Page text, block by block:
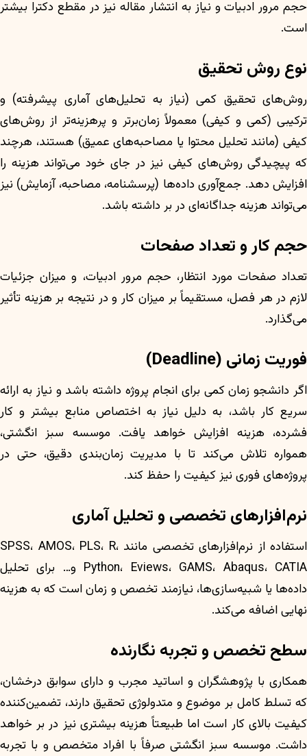
حجم مرور ادبیات و نیاز به انتشار مقاله نیز در مقطع دکترا بیشتر
است.
نوع روش تحقیق
روش‌های تحقیق کمی (نیاز به تحلیل‌های آماری پیشرفته) و
ترکیبی (کمی و کیفی) معمولاً زمان‌برتر و پرهزینه‌تر از روش‌های
کیفی (مانند تحلیل محتوا یا مصاحبه‌های عمیق) هستند، هرچند
که پیچیدگی روش‌های کیفی نیز در جای خود می‌تواند هزینه را
افزایش دهد. جمع‌آوری داده‌ها (پرسشنامه، مصاحبه، آزمایش) نیز
می‌تواند هزینه جداگانه‌ای در بر داشته باشد.
حجم کار و تعداد صفحات
تعداد صفحات مورد انتظار، حجم مرور ادبیات، و میزان جزئیات
لازم در هر فصل، مستقیماً بر میزان کار و در نتیجه بر هزینه تأثیر
می‌گذارد.
فوریت زمانی (Deadline)
اگر دانشجو زمان کمی برای انجام پروژه داشته باشد و نیاز به ارائه
سریع کار باشد، به دلیل نیاز به اختصاص منابع بیشتر و کار
فشرده، هزینه افزایش خواهد یافت. موسسه سبز انگشتی،
همواره تلاش می‌کند تا با مدیریت زمان‌بندی دقیق، حتی در
پروژه‌های فوری نیز کیفیت را حفظ کند.
نرم‌افزارهای تخصصی و تحلیل آماری
استفاده از نرم‌افزارهای تخصصی مانند SPSS، AMOS، PLS، R،
Python، Eviews، GAMS، Abaqus، CATIA و… برای تحلیل
داده‌ها یا شبیه‌سازی‌ها، نیازمند تخصص و زمان است که به هزینه
نهایی اضافه می‌کند.
سطح تخصص و تجربه نگارنده
همکاری با پژوهشگران و اساتید مجرب و دارای سوابق درخشان،
که تسلط کامل بر موضوع و متدولوژی تحقیق دارند، تضمین‌کننده
کیفیت بالای کار است اما طبیعتاً هزینه بیشتری نیز در بر خواهد
داشت. موسسه سبز انگشتی صرفاً با افراد متخصص و با تجربه